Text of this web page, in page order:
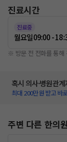
진료시간
진료중
월요일09:00 -
※ 방문 전 전화를 통해
혹시 의사·병원관
최대 200만원 받고 바
주변 다른 한의원